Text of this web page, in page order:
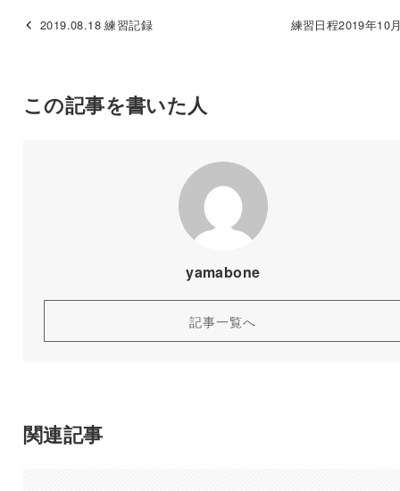
2019.08.18 練習記録 練習日程2019年10
この記事を書いた人
yamabone
記事一覧へ
関連記事